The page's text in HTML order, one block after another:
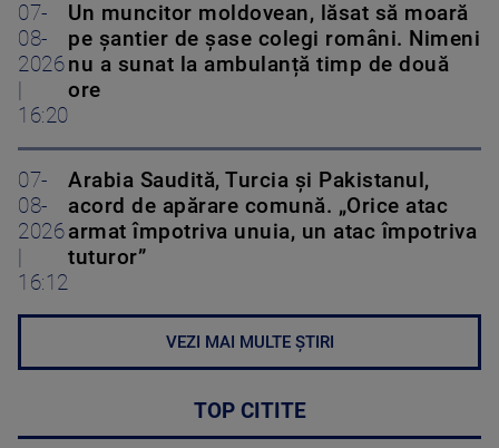
07-
08-
2026
16:20
Un muncitor moldovean, lăsat să moară
pe șantier de șase colegi români. Nimeni
nu a sunat la ambulanță timp de două
ore
07-
08-
2026
16:12
Arabia Saudită, Turcia și Pakistanul,
acord de apărare comună. „Orice atac
armat împotriva unuia, un atac împotriva
tuturor”
VEZI MAI MULTE ȘTIRI
TOP CITITE